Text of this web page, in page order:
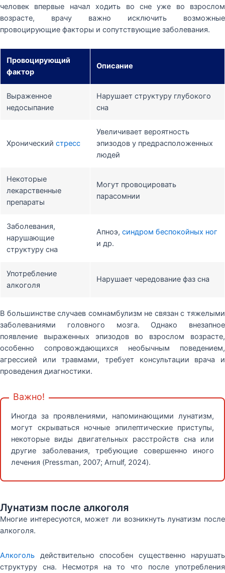
человек впервые начал ходить во сне уже во взрослом
возрасте, врачу важно исключить возможные
провоцирующие факторы и сопутствующие заболевания.
Провоцирующий
фактор
Описание
Выраженное
недосыпание
Нарушает структуру глубокого
сна
Хронический стресс
Увеличивает вероятность
эпизодов у предрасположенных
людей
Некоторые
лекарственные
препараты
Могут провоцировать
парасомнии
Заболевания,
нарушающие
структуру сна
Апноэ, синдром беспокойных ног
и др.
Употребление
алкоголя
Нарушает чередование фаз сна
В большинстве случаев сомнамбулизм не связан с тяжелыми
заболеваниями головного мозга. Однако внезапное
появление выраженных эпизодов во взрослом возрасте,
особенно сопровождающихся необычным поведением,
агрессией или травмами, требует консультации врача и
проведения диагностики.
Важно!
Иногда за проявлениями, напоминающими лунатизм,
могут скрываться ночные эпилептические приступы,
некоторые виды двигательных расстройств сна или
другие заболевания, требующие совершенно иного
лечения (Pressman, 2007; Arnulf, 2024).
Лунатизм после алкоголя
Многие интересуются, может ли возникнуть лунатизм после
алкоголя.
Алкоголь действительно способен существенно нарушать
структуру сна. Несмотря на то что после употребления